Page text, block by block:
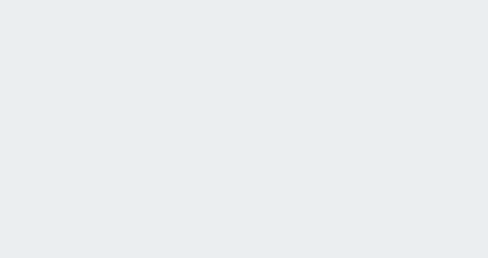
E CULTURALE”}